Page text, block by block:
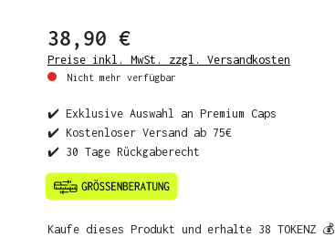
38,90 €
Preise inkl. MwSt. zzgl. Versandkosten
Nicht mehr verfügbar
✔️ Exklusive Auswahl an Premium Caps
✔️ Kostenloser Versand ab 75€
✔️ 30 Tage Rückgaberecht
Kaufe dieses Produkt und erhalte 38 TOKENZ 💰